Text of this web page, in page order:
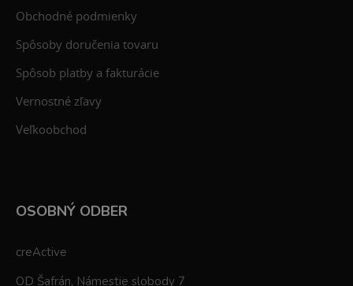
Obchodné podmienky
Spôsoby doručenia tovaru
Spôsob platby a fakturácie
Vernostné zľavy
Veľkoobchod
OSOBNÝ ODBER
creActive
OD Šafrán, Námestie slobody 7